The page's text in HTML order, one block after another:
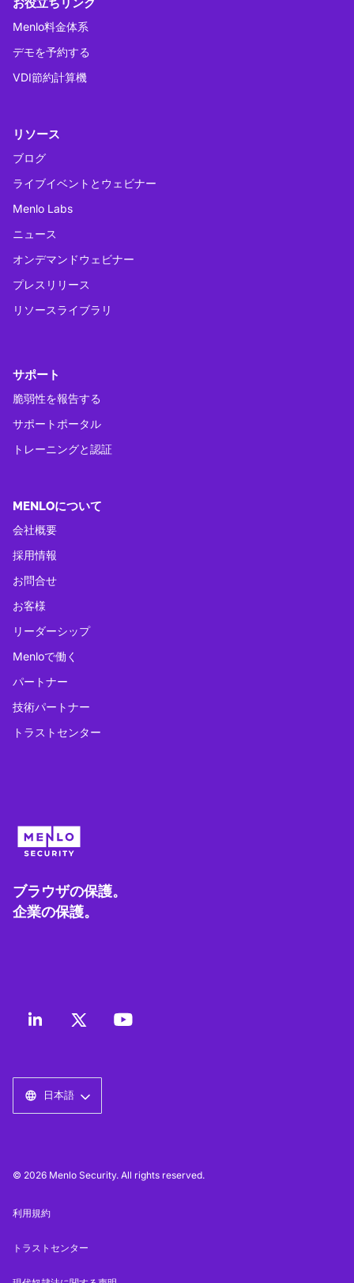
お役立ちリンク
Menlo料金体系
デモを予約する
VDI節約計算機
リソース
ブログ
ライブイベントとウェビナー
Menlo Labs
ニュース
オンデマンドウェビナー
プレスリリース
リソースライブラリ
サポート
脆弱性を報告する
サポートポータル
トレーニングと認証
MENLOについて
会社概要
採用情報
お問合せ
お客様
リーダーシップ
Menloで働く
パートナー
技術パートナー
トラストセンター
ブラウザの保護。
企業の保護。
日本語
© 2026 Menlo Security. All rights reserved.
利用規約
トラストセンター